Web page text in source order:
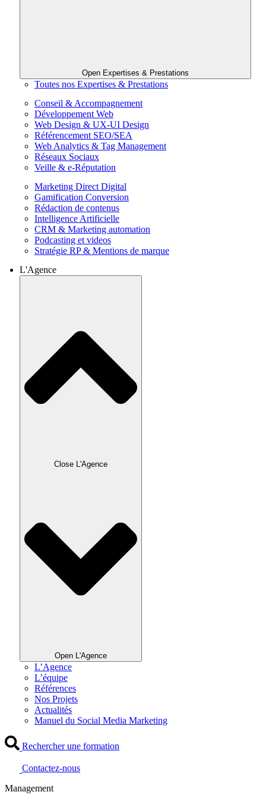
Open Expertises & Prestations
Toutes nos Expertises & Prestations
Conseil & Accompagnement
Développement Web
Web Design & UX-UI Design
Référencement SEO/SEA
Web Analytics & Tag Management
Réseaux Sociaux
Veille & e-Réputation
Marketing Direct Digital
Gamification Conversion
Rédaction de contenus
Intelligence Artificielle
CRM & Marketing automation
Podcasting et videos
Stratégie RP & Mentions de marque
L'Agence
Close L'Agence
Open L'Agence
L’Agence
L’équipe
Références
Nos Projets
Actualités
Manuel du Social Media Marketing
Rechercher une formation
Contactez-nous
Management